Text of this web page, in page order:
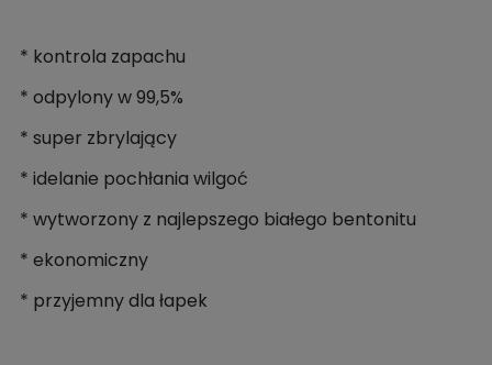
* kontrola zapachu
* odpylony w 99,5%
* super zbrylający
* idelanie pochłania wilgoć
* wytworzony z najlepszego białego bentonitu
* ekonomiczny
* przyjemny dla łapek